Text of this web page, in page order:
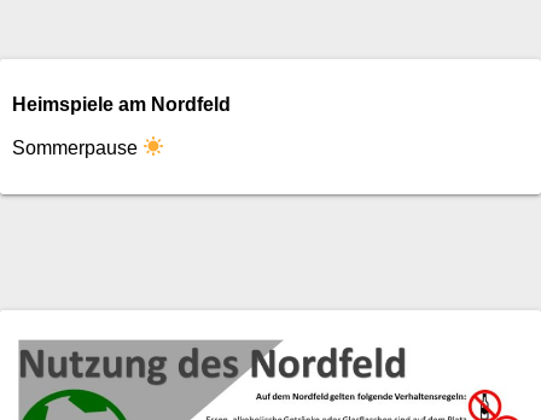
Heimspiele am Nordfeld
Sommerpause